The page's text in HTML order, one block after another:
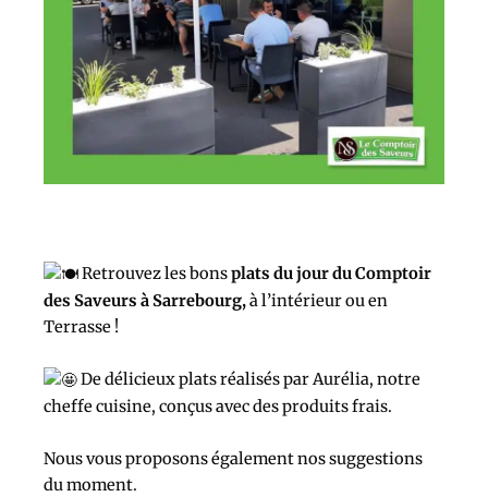
Retrouvez les bonsplats du jour du Comptoir
des Saveurs à Sarrebourg,à l’intérieur ou en
Terrasse !
De délicieux plats réalisés par Aurélia, notre
cheffe cuisine, conçus avec des produits frais.
Nous vous proposons également nos suggestions
du moment.